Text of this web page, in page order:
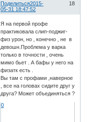
Поделиться 18
2015-
05-31 18:47:52
Я на первой профе
практиковала слип-поджиг-
физ урон, но , конечно , не в
девошн.Проблема у варка
только в точности , очень
мимо бьет . А бафы у него на
физатк есть .
Вы там с профами ,наверное
, все на головах сидите друг у
друга? Может объединяться ?
0